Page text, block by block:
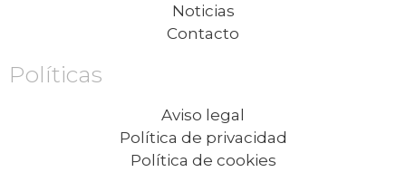
Noticias
Contacto
Políticas
Aviso legal
Política de privacidad
Política de cookies